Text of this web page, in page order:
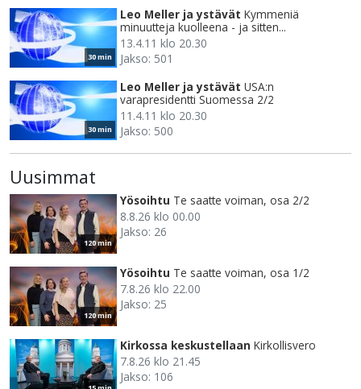
30 min
Leo Meller ja ystävät Kymmeniä
minuutteja kuolleena - ja sitten...
13.4.11 klo 20.30
Jakso: 501
30 min
Leo Meller ja ystävät USA:n
varapresidentti Suomessa 2/2
11.4.11 klo 20.30
Jakso: 500
Uusimmat
120 min
Yösoihtu Te saatte voiman, osa 2/2
8.8.26 klo 00.00
Jakso: 26
120 min
Yösoihtu Te saatte voiman, osa 1/2
7.8.26 klo 22.00
Jakso: 25
Kirkossa keskustellaan Kirkollisvero
7.8.26 klo 21.45
Jakso: 106